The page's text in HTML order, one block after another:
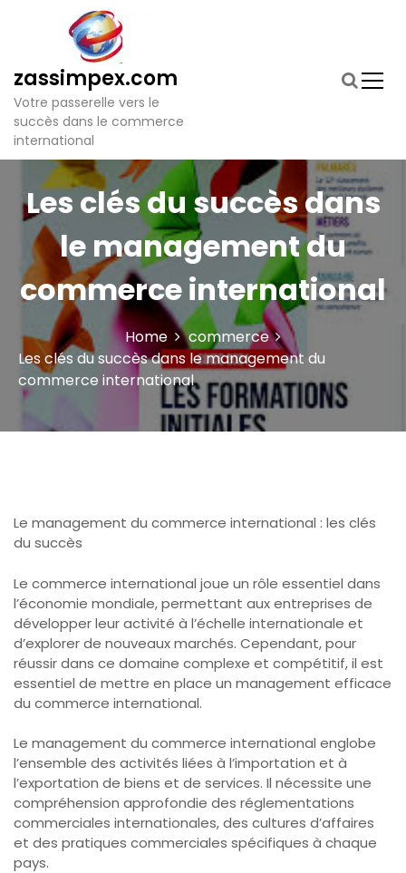
zassimpex.com
Votre passerelle vers le
succès dans le commerce
international
Les clés du succès dans
le management du
commerce international
Home
commerce
Les clés du succès dans le management du
commerce international
Le management du commerce international : les clés
du succès
Le commerce international joue un rôle essentiel dans
l’économie mondiale, permettant aux entreprises de
développer leur activité à l’échelle internationale et
d’explorer de nouveaux marchés. Cependant, pour
réussir dans ce domaine complexe et compétitif, il est
essentiel de mettre en place un management efficace
du commerce international.
Le management du commerce international englobe
l’ensemble des activités liées à l’importation et à
l’exportation de biens et de services. Il nécessite une
compréhension approfondie des réglementations
commerciales internationales, des cultures d’affaires
et des pratiques commerciales spécifiques à chaque
pays.